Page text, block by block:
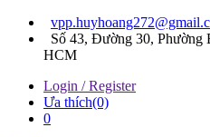
Skip
navigation
Skip
content
Số 43, Đường 30, Phường
HCM
Login / Register
Ưa thích(0)
0